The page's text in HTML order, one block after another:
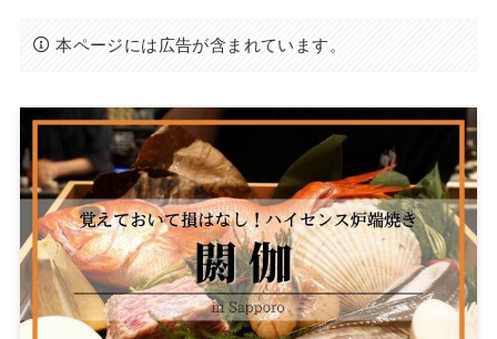
本ページには広告が含まれています。